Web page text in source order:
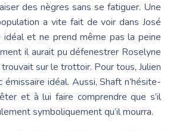
des nègres sans se fatiguer. Une
a vite fait de voir dans José
et ne prend même pas la peine
il aurait pu défenestrer Roselyne
trouvait sur le trottoir. Pour tous, Julien
idéal. Aussi, Shaft n’hésite-
et à lui faire comprendre que s’il
symboliquement qu’il mourra.